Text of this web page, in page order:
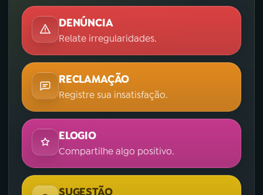
DENÚNCIA
Relate irregularidades.
RECLAMAÇÃO
Registre sua insatisfação.
ELOGIO
Compartilhe algo positivo.
SUGESTÃO